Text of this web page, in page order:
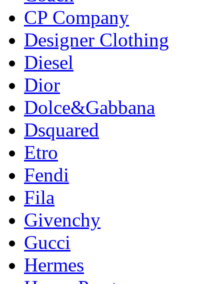
CP Company
Designer Clothing
Diesel
Dior
Dolce&Gabbana
Dsquared
Etro
Fendi
Fila
Givenchy
Gucci
Hermes